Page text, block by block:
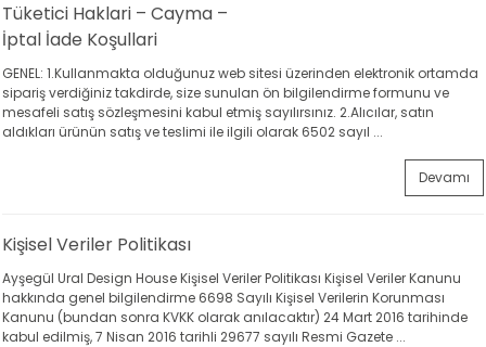
Tüketici Haklari – Cayma –
İptal İade Koşullari
GENEL: 1.Kullanmakta olduğunuz web sitesi üzerinden elektronik ortamda
sipariş verdiğiniz takdirde, size sunulan ön bilgilendirme formunu ve
mesafeli satış sözleşmesini kabul etmiş sayılırsınız. 2.Alıcılar, satın
aldıkları ürünün satış ve teslimi ile ilgili olarak 6502 sayıl ...
Devamı
Kişisel Veriler Politikası
Ayşegül Ural Design House Kişisel Veriler Politikası Kişisel Veriler Kanunu
hakkında genel bilgilendirme 6698 Sayılı Kişisel Verilerin Korunması
Kanunu (bundan sonra KVKK olarak anılacaktır) 24 Mart 2016 tarihinde
kabul edilmiş, 7 Nisan 2016 tarihli 29677 sayılı Resmi Gazete ...